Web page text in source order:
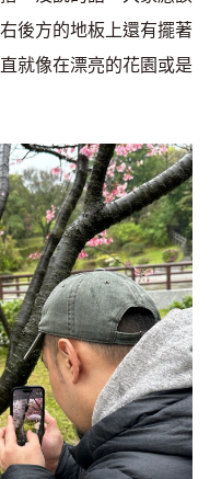
後方的地板上還有擺著
就像在漂亮的花園或是